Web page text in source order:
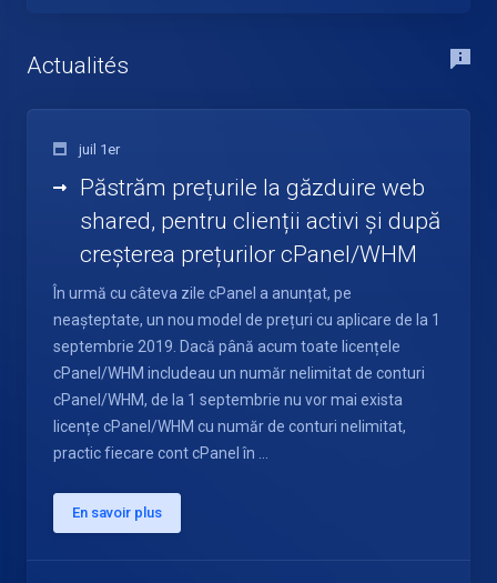
Actualités
juil 1er
Păstrăm prețurile la găzduire web
shared, pentru clienții activi și după
creșterea prețurilor cPanel/WHM
În urmă cu câteva zile cPanel a anunțat, pe
neașteptate, un nou model de prețuri cu aplicare de la 1
septembrie 2019. Dacă până acum toate licențele
cPanel/WHM includeau un număr nelimitat de conturi
cPanel/WHM, de la 1 septembrie nu vor mai exista
licențe cPanel/WHM cu număr de conturi nelimitat,
practic fiecare cont cPanel în ...
En savoir plus